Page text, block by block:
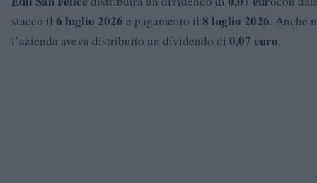
stacco il 6 luglio 2026 e pagamento il 8 luglio 2026. Anche
l’azienda aveva distribuito un dividendo di 0,07 euro.